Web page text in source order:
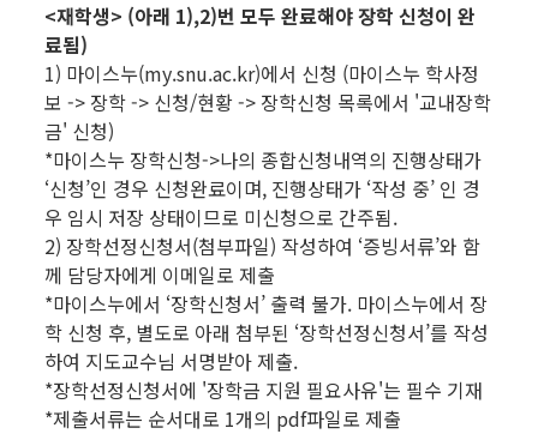
<재학생> (아래 1),2)번 모두 완료해야 장학 신청이 완
료됨)
1) 마이스누(my.snu.ac.kr)에서 신청 (마이스누 학사정
보 -> 장학 -> 신청/현황 -> 장학신청 목록에서 '교내장학
금' 신청)
*마이스누 장학신청->나의 종합신청내역의 진행상태가
‘신청’인 경우 신청완료이며, 진행상태가 ‘작성 중’ 인 경
우 임시 저장 상태이므로 미신청으로 간주됨.
2) 장학선정신청서(첨부파일) 작성하여 ‘증빙서류’와 함
께 담당자에게 이메일로 제출
*마이스누에서 ‘장학신청서’ 출력 불가. 마이스누에서 장
학 신청 후, 별도로 아래 첨부된 ‘장학선정신청서’를 작성
하여 지도교수님 서명받아 제출.
*장학선정신청서에 '장학금 지원 필요사유'는 필수 기재
*제출서류는 순서대로 1개의 pdf파일로 제출